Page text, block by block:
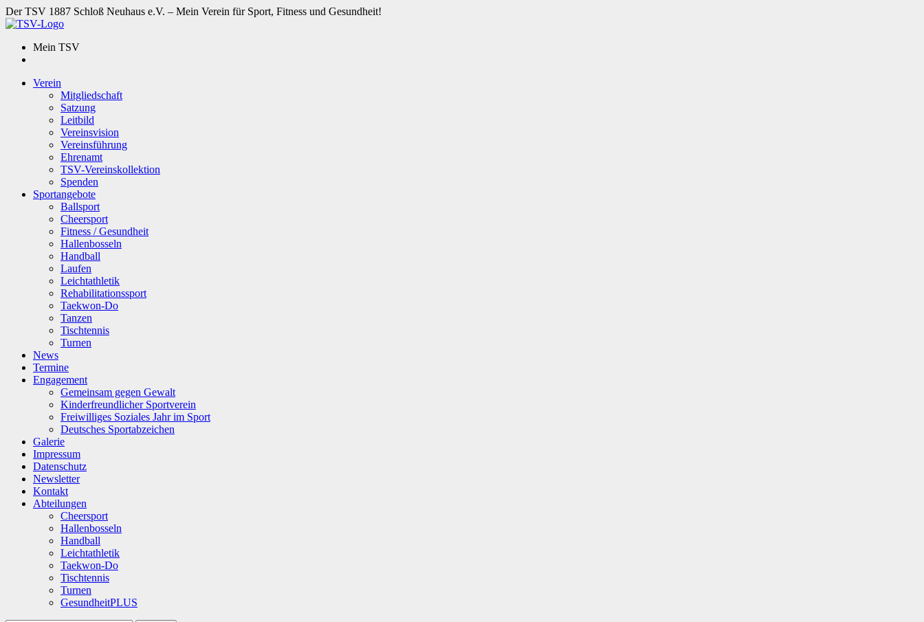
Der TSV 1887 Schloß Neuhaus e.V. – Mein Verein für Sport, Fitness und Gesundheit!
Mein TSV
Verein
Mitgliedschaft
Satzung
Leitbild
Vereinsvision
Vereinsführung
Ehrenamt
TSV-Vereinskollektion
Spenden
Sportangebote
Ballsport
Cheersport
Fitness / Gesundheit
Hallenbosseln
Handball
Laufen
Leichtathletik
Rehabilitationssport
Taekwon-Do
Tanzen
Tischtennis
Turnen
News
Termine
Engagement
Gemeinsam gegen Gewalt
Kinderfreundlicher Sportverein
Freiwilliges Soziales Jahr im Sport
Deutsches Sportabzeichen
Galerie
Impressum
Datenschutz
Newsletter
Kontakt
Abteilungen
Cheersport
Hallenbosseln
Handball
Leichtathletik
Taekwon-Do
Tischtennis
Turnen
GesundheitPLUS